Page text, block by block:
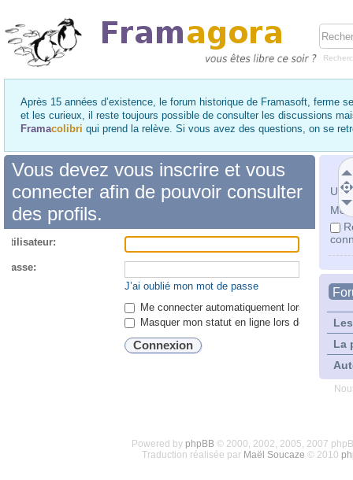
Après 15 années d’existence, le forum historique de Framasoft, ferme
et les curieux, il reste toujours possible de consulter les discussions
Framacolibri qui prend la relève. Si vous avez des questions, on se
Mot
La
Vous devez vous inscrire et vous
connecter afin de pouvoir consulter
des profils.
passe:
J’ai oublié mon mot de passe
Me connecter automatiquement lors de
Masquer mon statut en ligne lors de cette
Powered by phpBB© 2000, 2002, 2005, 2007
Traduction réalisée par Maël Soucaze © 2010